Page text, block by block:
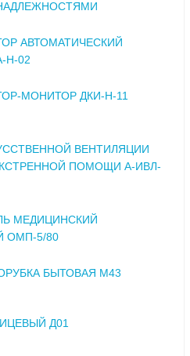
АВТОМАТИЧЕСКИЙ
Н-02
МОНИТОР ДКИ-Н-11
ВЕНТИЛЯЦИИ
ПОМОЩИ А-ИВЛ-
МЕДИЦИНСКИЙ
ОМП-5/80
БЫТОВАЯ М43
Д01